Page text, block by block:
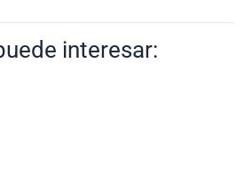
interesar: